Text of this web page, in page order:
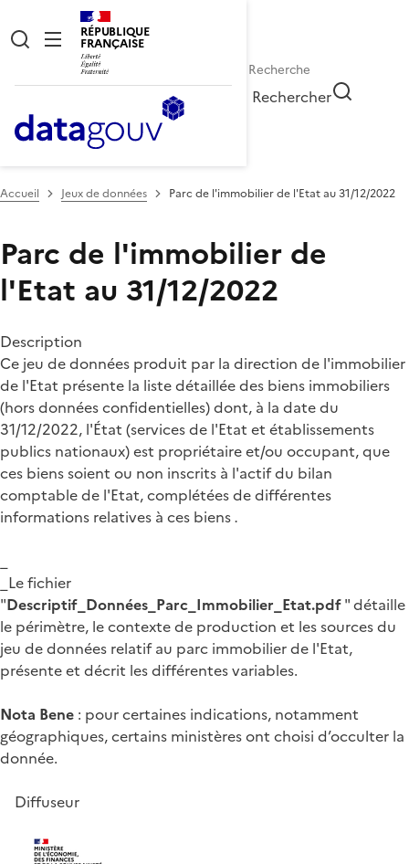
RÉPUBLIQUE
FRANÇAISE
Rechercher
Accueil Jeux de données Parc de l'immobilier de l'Etat au 31/12/2022
Parc de l'immobilier de
l'Etat au 31/12/2022
Description
Ce jeu de données produit par la direction de l'immobilier
de l'Etat présente la liste détaillée des biens immobiliers
(hors données confidentielles) dont, à la date du
31/12/2022, l'État (services de l'Etat et établissements
publics nationaux) est propriétaire et/ou occupant, que
ces biens soient ou non inscrits à l'actif du bilan
comptable de l'Etat, complétées de différentes
informations relatives à ces biens.
_Le fichier
"Descriptif_Données_Parc_Immobilier_Etat.pdf" détaille
le périmètre, le contexte de production et les sources du
jeu de données relatif au parc immobilier de l'Etat,
présente et décrit les différentes variables.
Nota Bene : pour certaines indications, notamment
géographiques, certains ministères ont choisi d’occulter la
donnée.
Diffuseur